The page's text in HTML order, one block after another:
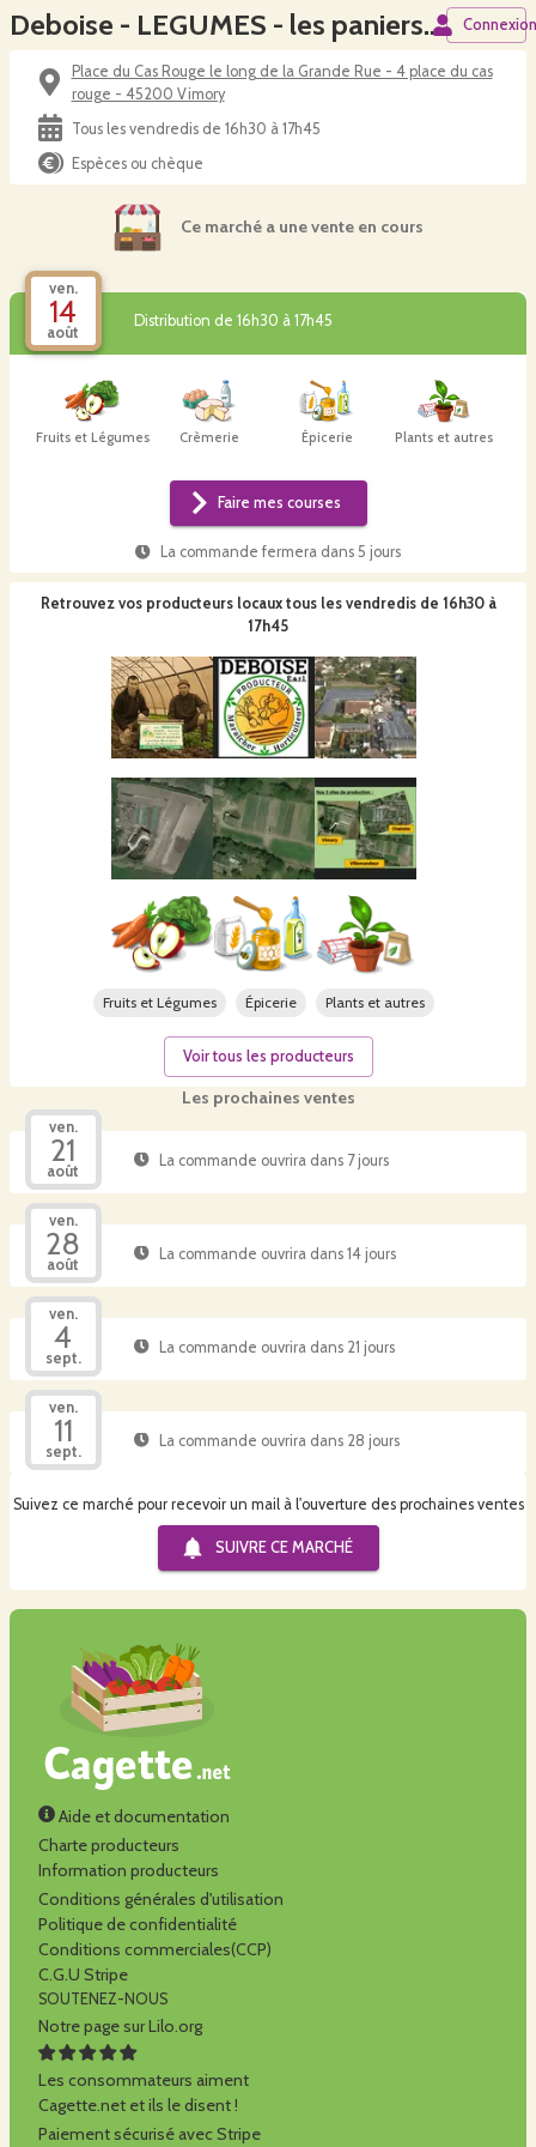
Deboise - LEGUMES - les paniers des Saudins - retrait à Vimory
Place du Cas Rouge le long de la Grande Rue - 4 place du cas
rouge - 45200 Vimory
Tous les vendredis de 16h30 à 17h45
Espèces ou chèque
Ce marché a une vente en cours
ven.
14
août
Distribution de 16h30 à 17h45
Fruits et Légumes Crèmerie Épicerie Plants et autres
Faire mes courses
La commande fermera dans 5 jours
Les prochaines ventes
ven.
21
août
La commande ouvrira dans 7 jours
ven.
28
août
La commande ouvrira dans 14 jours
ven.
4
sept.
La commande ouvrira dans 21 jours
ven.
11
sept.
La commande ouvrira dans 28 jours
Suivez ce marché pour recevoir un mail à l'ouverture des prochaines ventes
SUIVRE CE MARCHÉ
Retrouvez vos producteurs locaux tous les vendredis de 16h30 à
17h45
Fruits et Légumes Épicerie Plants et autres
Voir tous les producteurs
Aide et documentation
Charte producteurs
Information producteurs
Conditions générales d'utilisation
Politique de confidentialité
Conditions commerciales(CCP)
C.G.U Stripe
SOUTENEZ-NOUS
Notre page sur Lilo.org
Les consommateurs aiment
Cagette.net et ils le disent !
Paiement sécurisé avec Stripe